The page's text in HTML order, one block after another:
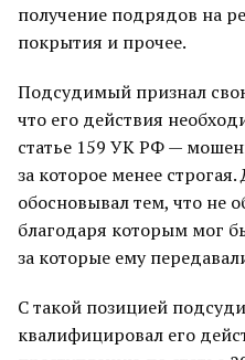
получение подрядов на
покрытия и прочее.
Подсудимый признал
что его действия
статье 159 УК РФ —
за которое менее
обосновывал тем, что не
благодаря которым мог
за которые ему
С такой позицией
квалифицировал его